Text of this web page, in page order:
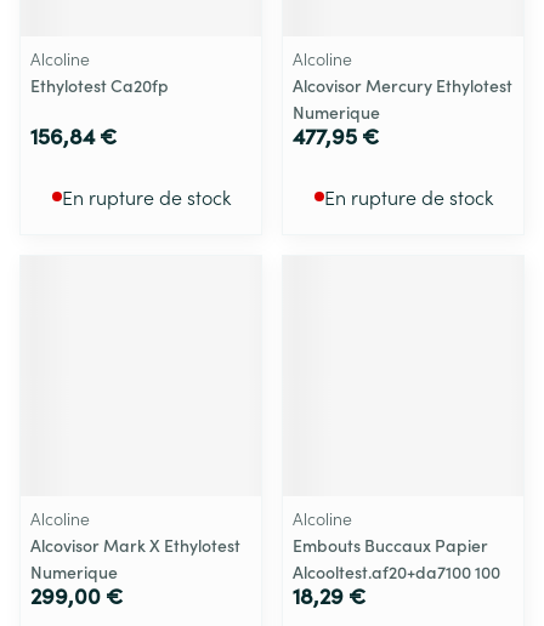
Alcoline
Ethylotest Ca20fp
156,84 €
En rupture de stock
Alcoline
Alcovisor Mercury Ethylotest
Numerique
477,95 €
En rupture de stock
Alcoline
Alcovisor Mark X Ethylotest
Numerique
299,00 €
Alcoline
Embouts Buccaux Papier
Alcooltest.af20+da7100 100
18,29 €